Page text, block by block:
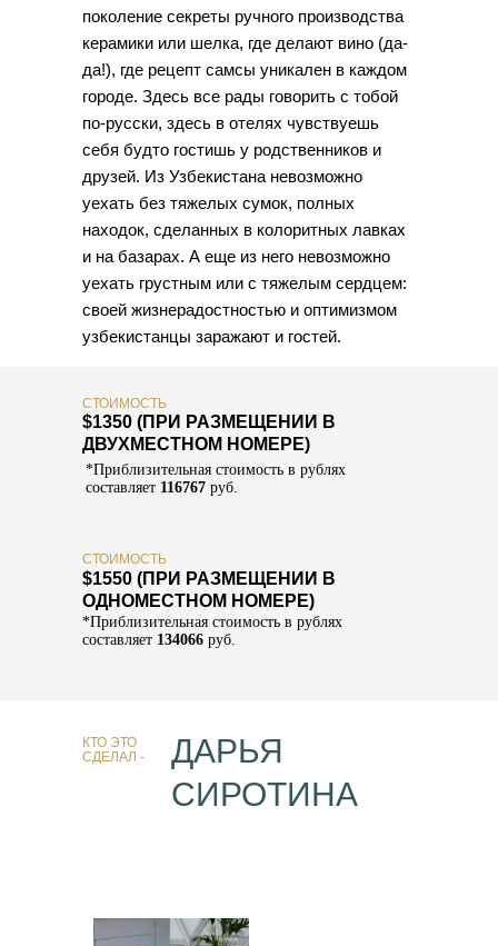
поколение секреты ручного производства
керамики или шелка, где делают вино (да-
да!), где рецепт самсы уникален в каждом
городе. Здесь все рады говорить с тобой
по-русски, здесь в отелях чувствуешь
себя будто гостишь у родственников и
друзей. Из Узбекистана невозможно
уехать без тяжелых сумок, полных
находок, сделанных в колоритных лавках
и на базарах. А еще из него невозможно
уехать грустным или с тяжелым сердцем:
своей жизнерадостностью и оптимизмом
узбекистанцы заражают и гостей.
СТОИМОСТЬ
$1350 (ПРИ РАЗМЕЩЕНИИ В
ДВУХМЕСТНОМ НОМЕРЕ)
*Приблизительная стоимость в рублях
составляет 116767 руб.
СТОИМОСТЬ
$1550 (ПРИ РАЗМЕЩЕНИИ В
ОДНОМЕСТНОМ НОМЕРЕ)
*Приблизительная стоимость в рублях
составляет 134066 руб.
ДАРЬЯ
СИРОТИНА
КТО ЭТО
СДЕЛАЛ -